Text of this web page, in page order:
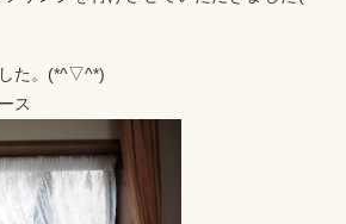
た。(*^▽^*)
ス